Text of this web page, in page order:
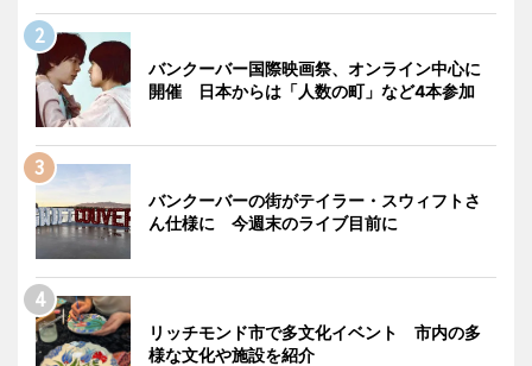
バンクーバー国際映画祭、オンライン中心に
開催 日本からは「人数の町」など4本参加
バンクーバーの街がテイラー・スウィフトさ
ん仕様に 今週末のライブ目前に
リッチモンド市で多文化イベント 市内の多
様な文化や施設を紹介